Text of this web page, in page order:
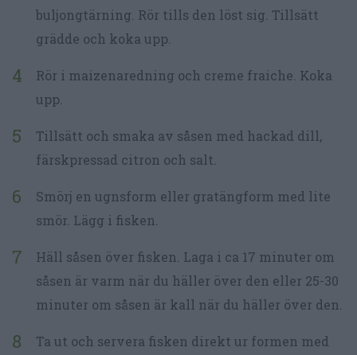
buljongtärning. Rör tills den löst sig. Tillsätt
grädde och koka upp.
Rör i maizenaredning och creme fraiche. Koka
upp.
Tillsätt och smaka av såsen med hackad dill,
färskpressad citron och salt.
Smörj en ugnsform eller gratängform med lite
smör. Lägg i fisken.
Häll såsen över fisken. Laga i ca 17 minuter om
såsen är varm när du häller över den eller 25-30
minuter om såsen är kall när du häller över den.
Ta ut och servera fisken direkt ur formen med